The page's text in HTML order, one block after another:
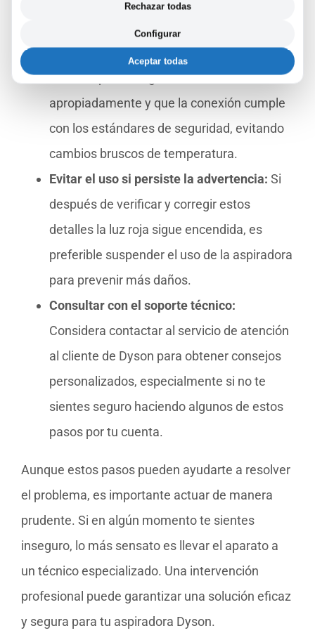
mantenimiento.
Asegura un entorno de carga correcto:
Verifica que el cargador esté funcionando
apropiadamente y que la conexión cumple
con los estándares de seguridad, evitando
cambios bruscos de temperatura.
Evitar el uso si persiste la advertencia: Si
después de verificar y corregir estos
detalles la luz roja sigue encendida, es
preferible suspender el uso de la aspiradora
para prevenir más daños.
Consultar con el soporte técnico:
Considera contactar al servicio de atención
al cliente de Dyson para obtener consejos
personalizados, especialmente si no te
sientes seguro haciendo algunos de estos
pasos por tu cuenta.
Aunque estos pasos pueden ayudarte a resolver
el problema, es importante actuar de manera
prudente. Si en algún momento te sientes
inseguro, lo más sensato es llevar el aparato a
un técnico especializado. Una intervención
profesional puede garantizar una solución eficaz
y segura para tu aspiradora Dyson.
Rechazar todas
Configurar
Aceptar todas